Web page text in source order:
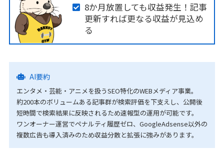
8か月放置しても収益発生！記事
更新すれば更なる収益が見込め
る
AI要約
エンタメ・芸能・アニメを扱うSEO特化のWEBメディア事業。
約200本のボリュームある記事群が検索評価を下支えし、公開後
短時間で検索結果に反映されるため速報型の運用が可能です。
ワンオーナー運営でペナルティ履歴ゼロ、GoogleAdsense以外の
複数広告も導入済みのため収益分散と拡張に強みがあります。